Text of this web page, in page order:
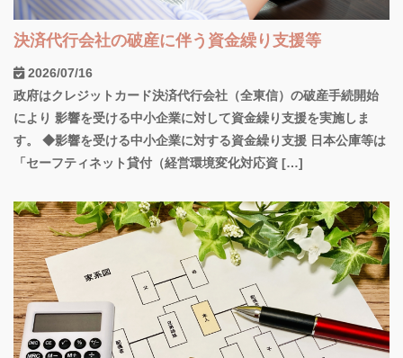
決済代行会社の破産に伴う資金繰り支援等
2026/07/16
政府はクレジットカード決済代行会社（全東信）の破産手続開始
により 影響を受ける中小企業に対して資金繰り支援を実施しま
す。 ◆影響を受ける中小企業に対する資金繰り支援 日本公庫等は
「セーフティネット貸付（経営環境変化対応資 […]